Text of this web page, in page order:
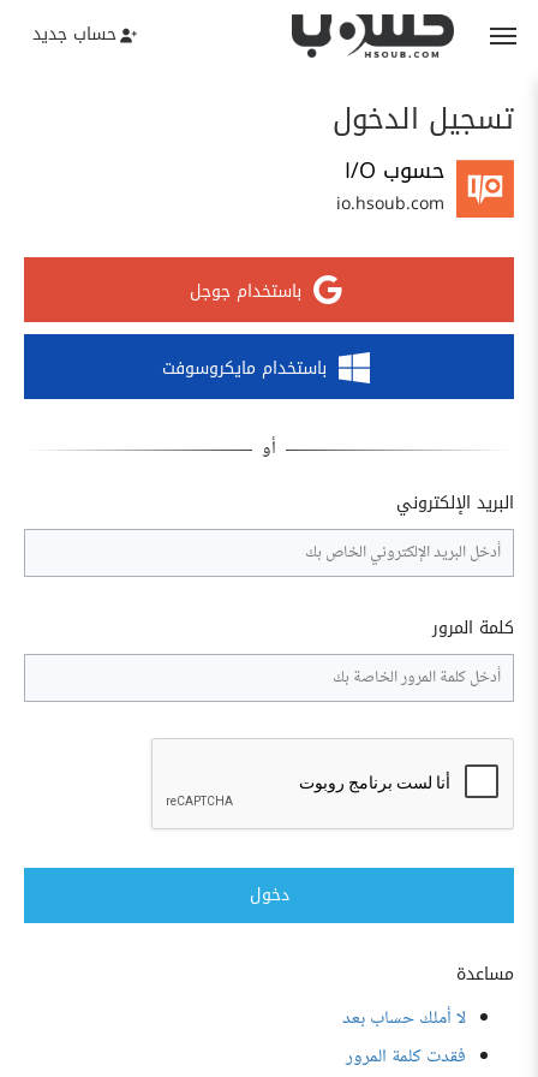
حساب جديد
تسجيل الدخول
حسوب I/O
io.hsoub.com
باستخدام جوجل
باستخدام مايكروسوفت
البريد الإلكتروني
كلمة المرور
دخول
مساعدة
لا أملك حساب بعد
فقدت كلمة المرور